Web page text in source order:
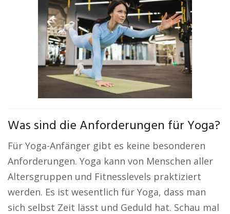
Was sind die Anforderungen für Yoga?
Für Yoga-Anfänger gibt es keine besonderen
Anforderungen. Yoga kann von Menschen aller
Altersgruppen und Fitnesslevels praktiziert
werden. Es ist wesentlich für Yoga, dass man
sich selbst Zeit lässt und Geduld hat. Schau mal